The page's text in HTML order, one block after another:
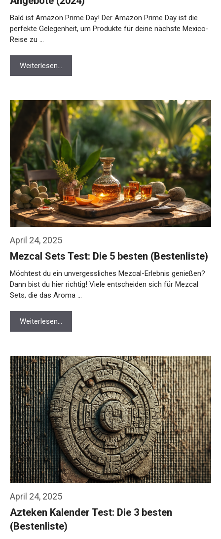
Bald ist Amazon Prime Day! Der Amazon Prime Day ist die
perfekte Gelegenheit, um Produkte für deine nächste Mexico-
Reise zu …
Weiterlesen…
April 24, 2025
Mezcal Sets Test: Die 5 besten (Bestenliste)
Möchtest du ein unvergessliches Mezcal-Erlebnis genießen?
Dann bist du hier richtig! Viele entscheiden sich für Mezcal
Sets, die das Aroma …
Weiterlesen…
April 24, 2025
Azteken Kalender Test: Die 3 besten
(Bestenliste)